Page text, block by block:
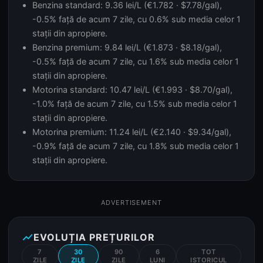
Benzina standard: 9.36 lei/L (€1.782 · $7.78/gal),
-0.5% față de acum 7 zile, cu 0.6% sub media celor 1
stații din apropiere.
Benzina premium: 9.84 lei/L (€1.873 · $8.18/gal),
-0.5% față de acum 7 zile, cu 1.6% sub media celor 1
stații din apropiere.
Motorina standard: 10.47 lei/L (€1.993 · $8.70/gal),
-1.0% față de acum 7 zile, cu 1.5% sub media celor 1
stații din apropiere.
Motorina premium: 11.24 lei/L (€2.140 · $9.34/gal),
-0.9% față de acum 7 zile, cu 1.8% sub media celor 1
stații din apropiere.
ADVERTISEMENT
show_chartEVOLUȚIA PREȚURILOR
7
ZILE
30
ZILE
90
ZILE
6
LUNI
TOT
ISTORICUL